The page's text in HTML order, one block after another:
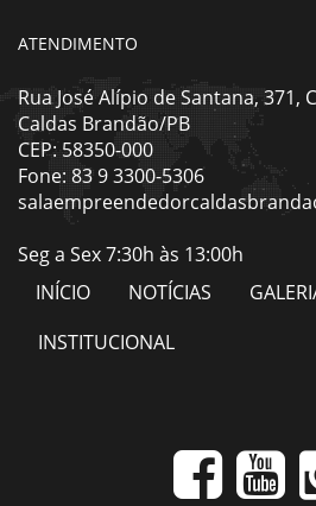
ATENDIMENTO
Rua José Alípio de Santana, 371,
Caldas Brandão/PB
CEP: 58350-000
Fone: 83 9 3300-5306
Seg a Sex 7:30h às 13:00h
INÍCIO
NOTÍCIAS
INSTITUCIONAL